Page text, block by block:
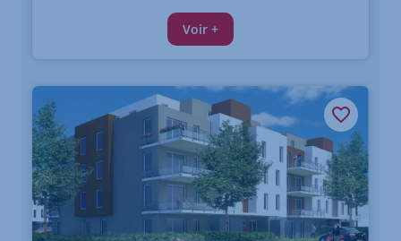
Voir +